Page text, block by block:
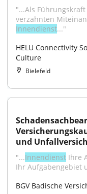
"...Als
Innendienst..."
HELU Connectivity
Culture
Bielefeld
und
"...Innendienst Ihre
Ihr Aufgabengebiet
BGV Badische